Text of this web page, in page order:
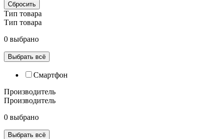
Сбросить
Тип товара
Тип товара
0 выбрано
Выбрать всё
Смартфон
Производитель
Производитель
0 выбрано
Выбрать всё